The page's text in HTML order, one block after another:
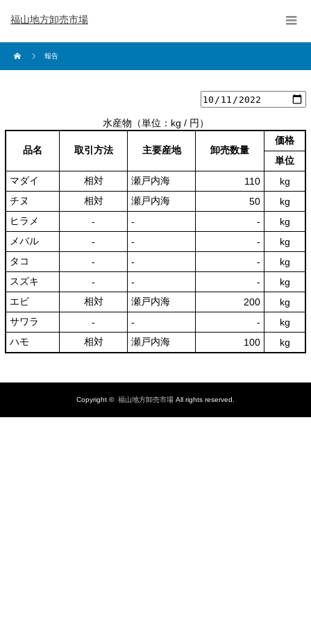
福山地方卸売市場
報告
水産物 （単位：kg / 円）
品名 取引方法 主要産地 卸売数量
価格
単位
マダイ
相対 瀬戸内海 110
kg
チヌ
相対 瀬戸内海 50
kg
ヒラメ
‐ ‐ ‐
kg
メバル
‐ ‐ ‐
kg
タコ
‐ ‐ ‐
kg
スズキ
‐ ‐ ‐
kg
エビ
相対 瀬戸内海 200
kg
サワラ
‐ ‐ ‐
kg
ハモ
相対 瀬戸内海 100 kg
Copyright © 福山地方卸売市場 All rights reserved.